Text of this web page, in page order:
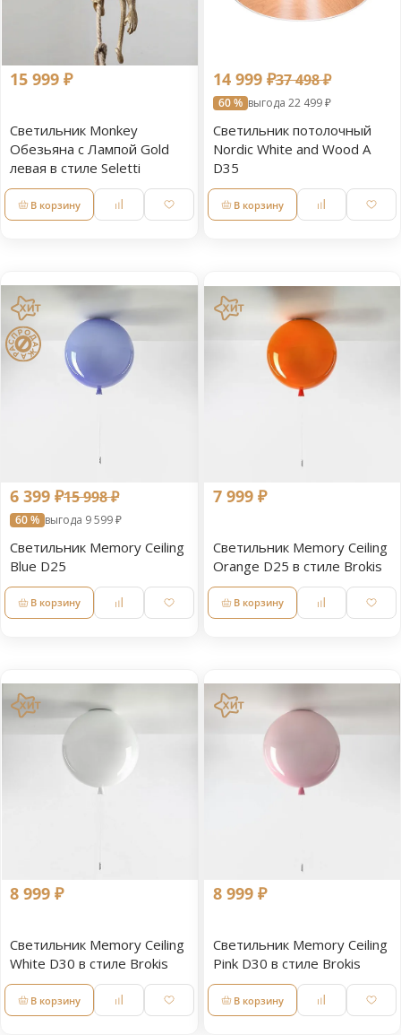
15 999 ₽
Светильник Monkey
Обезьяна с Лампой Gold
левая в стиле Seletti
В корзину
14 999 ₽37 498 ₽
60 % выгода 22 499 ₽
Светильник потолочный
Nordic White and Wood A
D35
В корзину
6 399 ₽15 998 ₽
60 % выгода 9 599 ₽
Светильник Memory Ceiling
Blue D25
В корзину
7 999 ₽
Светильник Memory Ceiling
Orange D25 в стиле Brokis
В корзину
8 999 ₽
Светильник Memory Ceiling
White D30 в стиле Brokis
В корзину
8 999 ₽
Светильник Memory Ceiling
Pink D30 в стиле Brokis
В корзину